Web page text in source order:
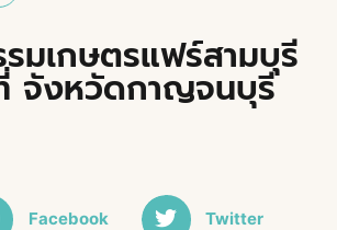
มเกษตรแฟร์สามบุรี
จังหวัดกาญจนบุรี
Facebook Twitter